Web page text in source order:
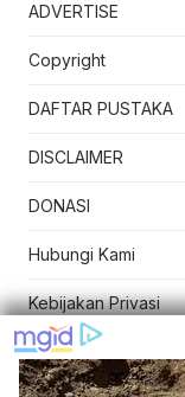
ADVERTISE
Copyright
DAFTAR PUSTAKA
DISCLAIMER
DONASI
Hubungi Kami
Kebijakan Privasi